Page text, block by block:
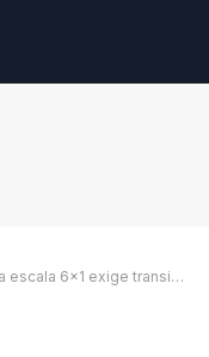
6×1 exige transição estruturada, diz Sintelmark